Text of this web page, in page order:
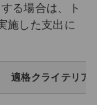
る場合は、ト
施した支出に
適格クライテリア